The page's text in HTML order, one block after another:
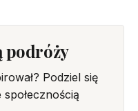
podróży
Podziel się